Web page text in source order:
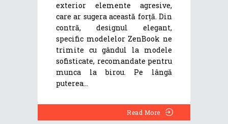
exterior elemente agresive,
care ar sugera această forță. Din
contră, designul elegant,
specific modelelor ZenBook ne
trimite cu gândul la modele
sofisticate, recomandate pentru
munca la birou. Pe lângă
puterea
Read More